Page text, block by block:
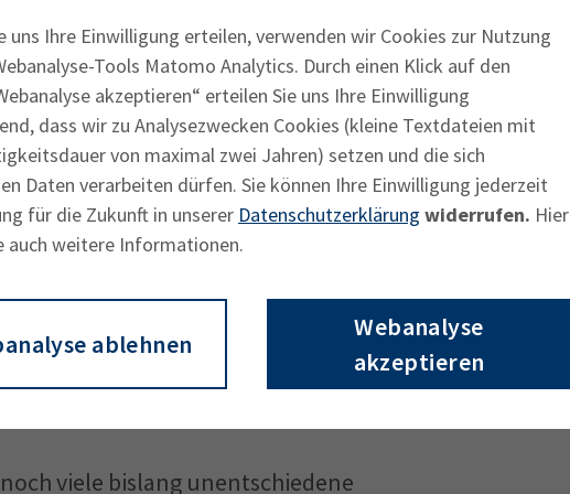
uns Ihre Einwilligung erteilen, verwenden wir Cookies zur Nutzung
Tools Matomo Analytics. Durch einen Klick auf den
akzeptieren“ erteilen Sie uns Ihre Einwilligung
dass wir zu Analysezwecken Cookies (kleine Textdateien mit
von maximal zwei Jahren) setzen und die sich
Daten verarbeiten dürfen. Sie können Ihre Einwilligung jederzeit
für die Zukunft in unserer Datenschutzerklärung widerrufen. Hier
auch weitere Informationen.
ablehnen
Webanalyse
akzeptieren
hat die Zahl der unbesetzt
Höchststand erreicht. Danach sind in
noch 38.582 Ausbildungsstellen
dem Vorjahr. Während die Zahl
zulegte, ging die Zahl der Bewerber
rechnerisch auf jeden unversorgten
der Arbeitsagentur decken alle
ab - neben den IHK-
sowie freie Berufe und der öffentliche
viele bislang unentschiedene